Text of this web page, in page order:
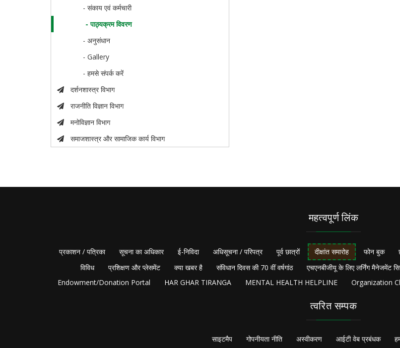
- संकाय एवं कर्मचारी
- पाठ्यक्रम विवरण
- अनुसंधान
- Gallery
- हमसे संपर्क करें
दर्शनशास्त्र विभाग
राजनीति विज्ञान विभाग
मनोविज्ञान विभाग
समाजशास्त्र और सामाजिक कार्य विभाग
महत्वपूर्ण लिंक
प्रकाशन / पत्रिका सूचना का अधिकार ई-निविदा अधिसूचना / परिपत्र पूर्व छात्रों दीक्षांत समारोह फोन बुक
विविध
प्रशिक्षण और प्लेसमेंट क्या खबर है संविधान दिवस की 70 वीं वर्षगांठ एचएनबीजीयू के लिए लर्निंग मैनेजमेंट
Endowment/Donation Portal
HAR GHAR TIRANGA MENTAL HEALTH HELPLINE Organization
त्वरित सम्पक
साइटमैप गोपनीयता नीति अस्वीकरण आईटी वेब प्रबंधक